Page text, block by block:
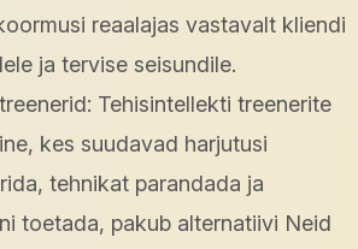
reaalajas vastavalt kliendi
ja tervise seisundile.
Tehisintellekti treenerite
kes suudavad harjutusi
tehnikat parandada ja
toetada, pakub alternatiivi Neid